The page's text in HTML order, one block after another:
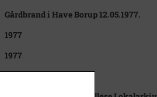
Gårdbrand i Have Borup 12.05.1977.
1977
1977
Ukendt